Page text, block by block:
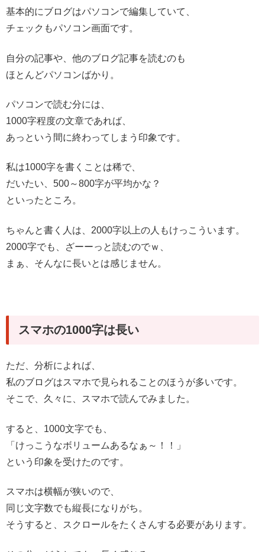
基本的にブログはパソコンで編集していて、
チェックもパソコン画面です。
自分の記事や、他のブログ記事を読むのも
ほとんどパソコンばかり。
パソコンで読む分には、
1000字程度の文章であれば、
あっという間に終わってしまう印象です。
私は1000字を書くことは稀で、
だいたい、500～800字が平均かな？
といったところ。
ちゃんと書く人は、2000字以上の人もけっこういます。
2000字でも、ざーーっと読むのでｗ、
まぁ、そんなに長いとは感じません。
スマホの1000字は長い
ただ、分析によれば、
私のブログはスマホで見られることのほうが多いです。
そこで、久々に、スマホで読んでみました。
すると、1000文字でも、
「けっこうなボリュームあるなぁ～！！」
という印象を受けたのです。
スマホは横幅が狭いので、
同じ文字数でも縦長になりがち。
そうすると、スクロールをたくさんする必要があります。